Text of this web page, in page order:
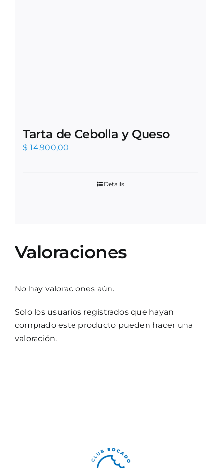
Tarta de Cebolla y Queso
$ 14.900,00
Details
Valoraciones
No hay valoraciones aún.
Solo los usuarios registrados que hayan
comprado este producto pueden hacer una
valoración.